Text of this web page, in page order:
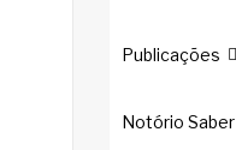
Publicações
Notório Saber